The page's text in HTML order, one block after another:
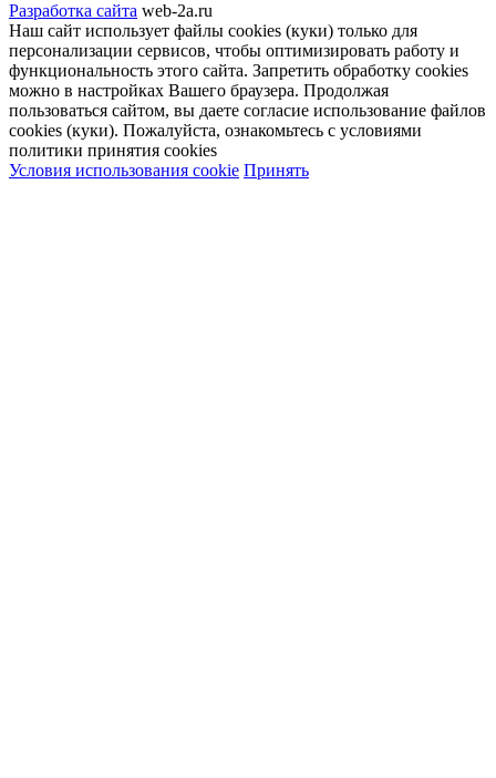
Разработка сайта web-2a.ru
Наш сайт использует файлы cookies (куки) только для
персонализации сервисов, чтобы оптимизировать работу и
функциональность этого сайта. Запретить обработку cookies
можно в настройках Вашего браузера. Продолжая
пользоваться сайтом, вы даете согласие использование файлов
cookies (куки). Пожалуйста, ознакомьтесь с условиями
политики принятия сookies
Условия использования cookie Принять